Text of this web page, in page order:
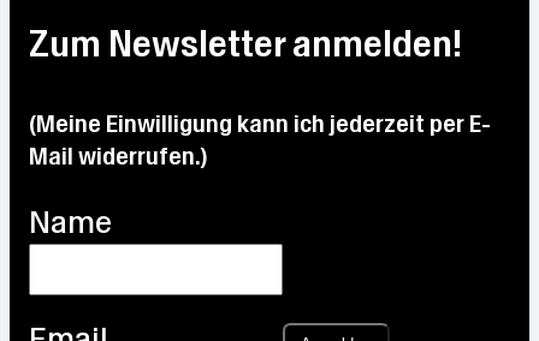
Zum Newsletter anmelden!
(Meine Einwilligung kann ich jederzeit per E-
Mail widerrufen.)
Name